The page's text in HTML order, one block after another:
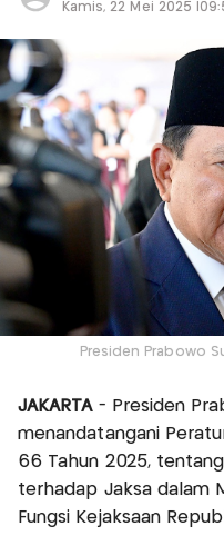
Kamis, 22 Mei 2025
Presiden Prabowo
JAKARTA- Presiden
menandatangani
66 Tahun 2025,
terhadap Jaksa dalam
Fungsi Kejaksaan